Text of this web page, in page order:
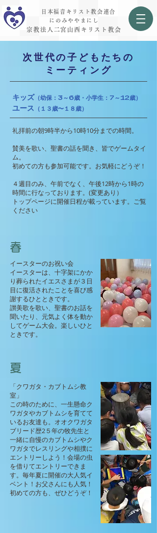
日本福音キリスト教会連合
にのみややまにし
宗教法人二宮山西キリスト教会
​次世代の子どもたちの
ミーティング
​キッズ（幼保：3～6歳・小学生：7～12歳）
ユース （１３歳〜１８歳）
礼拝前の朝9時半から10時10分までの時間。
賛美を歌い、聖書の話を聞き、皆でゲームタイ
ム。
初めての方も参加可能です。お気軽にどうぞ！
４週目のみ、午前でなく、午後12時から1時の
時間に行なっております。(変更あり）
トップページに開催日程が載っています。ご覧
ください
​春
イースターのお祝い会
イースターは、十字架にかか
り葬られたイエスさまが３日
目に復活されたことを喜び感
謝するひとときです。
​讃美歌を歌い、聖書のお話を
聞いたり、​元気よく体を動か
してゲーム大会。楽しいひと
ときです。
夏
「クワガタ・カブトムシ教
室」
この時のために、一生懸命ク
ワガタやカブトムシを育てて
いるお友達も。オオクワガタ
ブリード歴2５年の牧先生と
一緒に自慢のカブトムシやク
ワガタでレスリングや相撲に
エントリーしよう！会場の虫
を借りてエントリーできま
す。毎年夏に開催の大人気イ
ベント！お父さんにも人気！
初めての方も、ぜひどうぞ！